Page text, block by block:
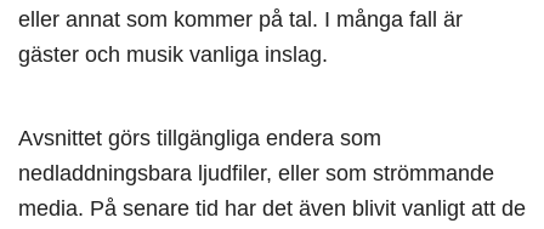
eller annat som kommer på tal. I många fall är
gäster och musik vanliga inslag.
Avsnittet görs tillgängliga endera som
nedladdningsbara ljudfiler, eller som strömmande
media. På senare tid har det även blivit vanligt att de